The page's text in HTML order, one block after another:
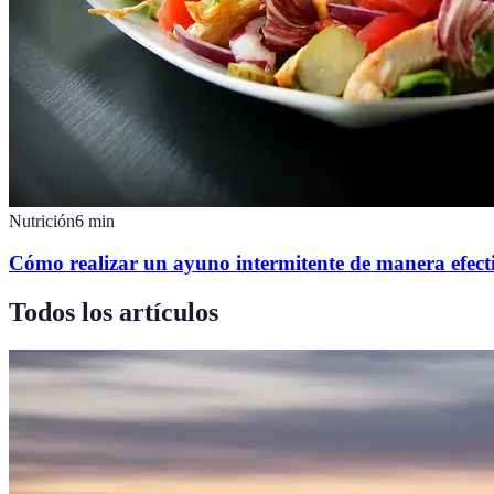
Nutrición6 min
Cómo realizar un ayuno intermitente de manera
Todos los artículos